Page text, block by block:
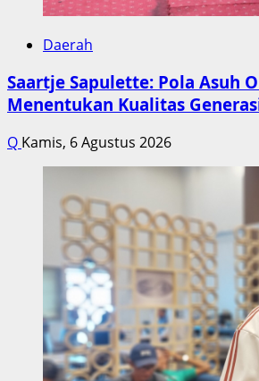
Daerah
Saartje Sapulette: Pola Asuh
Menentukan Kualitas
Q Kamis, 6 Agustus 2026